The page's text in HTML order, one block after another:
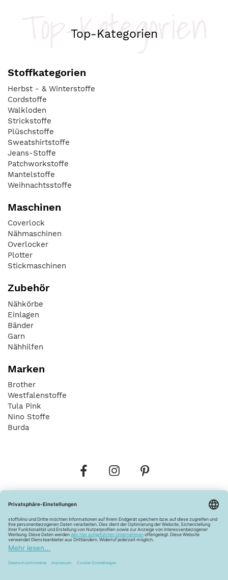
Top-Kategorien
Top-Kategorien
Stoffkategorien
Herbst - & Winterstoffe
Cordstoffe
Walkloden
Strickstoffe
Plüschstoffe
Sweatshirtstoffe
Jeans-Stoffe
Patchworkstoffe
Mantelstoffe
Weihnachtsstoffe
Maschinen
Coverlock
Nähmaschinen
Overlocker
Plotter
Stickmaschinen
Zubehör
Nähkörbe
Einlagen
Bänder
Garn
Nähhilfen
Marken
Brother
Westfalenstoffe
Tula Pink
Nino Stoffe
Burda
Widerrufsbelehrung Vertrag widerrufen
Barrierefreiheitserklärung